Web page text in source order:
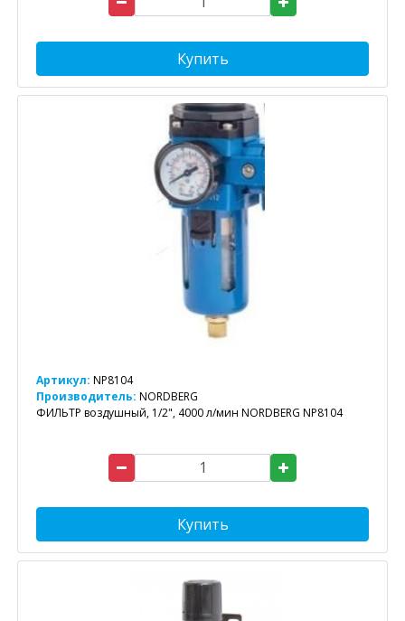
Купить
Артикул: NP8104
Производитель: NORDBERG
ФИЛЬТР воздушный, 1/2", 4000 л/мин NORDBERG NP8104
Купить